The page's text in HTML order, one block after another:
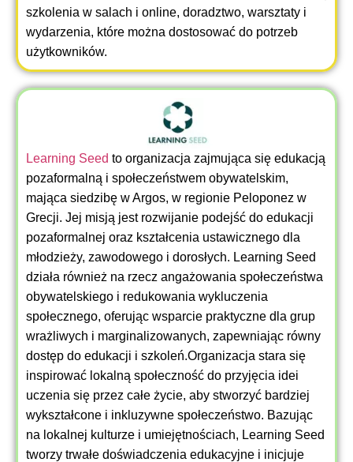
szkolenia w salach i online, doradztwo, warsztaty i
wydarzenia, które można dostosować do potrzeb
użytkowników.
Learning Seed to organizacja zajmująca się edukacją
pozaformalną i społeczeństwem obywatelskim,
mająca siedzibę w Argos, w regionie Peloponez w
Grecji. Jej misją jest rozwijanie podejść do edukacji
pozaformalnej oraz kształcenia ustawicznego dla
młodzieży, zawodowego i dorosłych. Learning Seed
działa również na rzecz angażowania społeczeństwa
obywatelskiego i redukowania wykluczenia
społecznego, oferując wsparcie praktyczne dla grup
wrażliwych i marginalizowanych, zapewniając równy
dostęp do edukacji i szkoleń.Organizacja stara się
inspirować lokalną społeczność do przyjęcia idei
uczenia się przez całe życie, aby stworzyć bardziej
wykształcone i inkluzywne społeczeństwo. Bazując
na lokalnej kulturze i umiejętnościach, Learning Seed
tworzy trwałe doświadczenia edukacyjne i inicjuje